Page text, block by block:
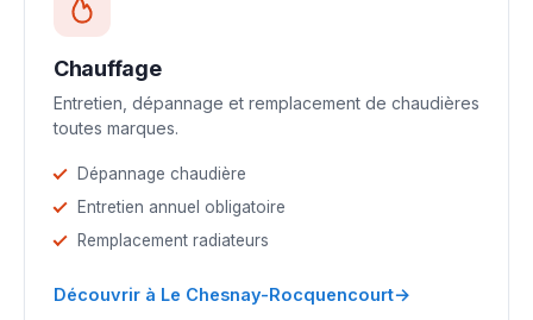
Chauffage
Entretien, dépannage et remplacement de chaudières
toutes marques.
Dépannage chaudière
Entretien annuel obligatoire
Remplacement radiateurs
Découvrir à Le Chesnay-Rocquencourt→